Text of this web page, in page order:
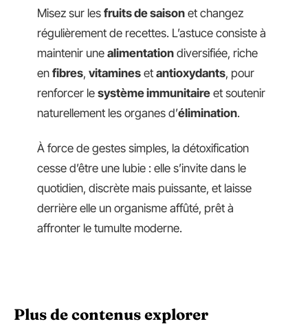
Misez sur les fruits de saison et changez
régulièrement de recettes. L’astuce consiste à
maintenir une alimentation diversifiée, riche
en fibres, vitamines et antioxydants, pour
renforcer le système immunitaire et soutenir
naturellement les organes d’élimination.
À force de gestes simples, la détoxification
cesse d’être une lubie : elle s’invite dans le
quotidien, discrète mais puissante, et laisse
derrière elle un organisme affûté, prêt à
affronter le tumulte moderne.
Plus de contenus explorer